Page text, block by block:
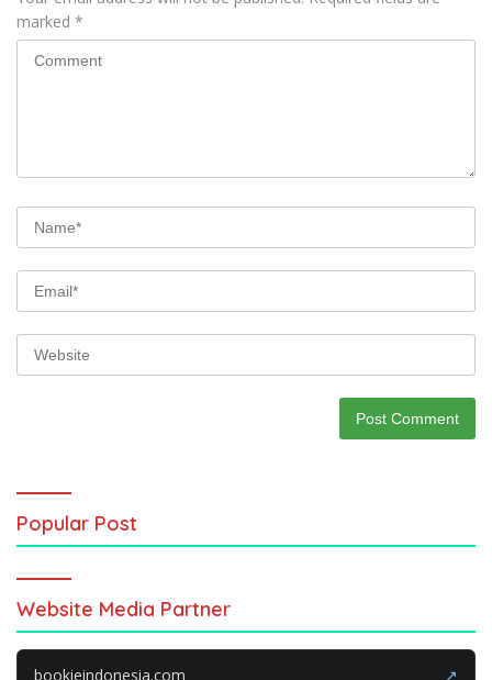
marked *
Popular Post
Website Media Partner
bookieindonesia.com ↗